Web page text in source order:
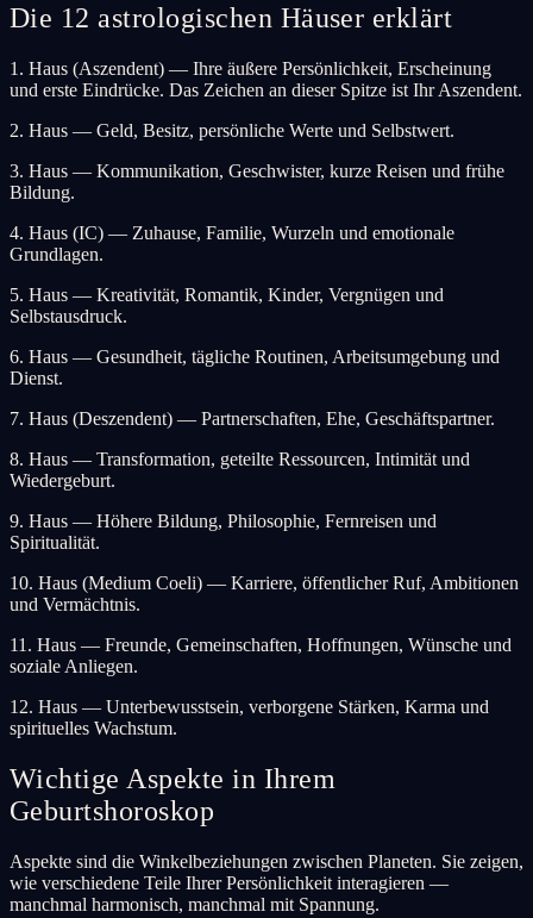
Die 12 astrologischen Häuser erklärt
1. Haus (Aszendent) — Ihre äußere Persönlichkeit, Erscheinung
und erste Eindrücke. Das Zeichen an dieser Spitze ist Ihr Aszendent.
2. Haus — Geld, Besitz, persönliche Werte und Selbstwert.
3. Haus — Kommunikation, Geschwister, kurze Reisen und frühe
Bildung.
4. Haus (IC) — Zuhause, Familie, Wurzeln und emotionale
Grundlagen.
5. Haus — Kreativität, Romantik, Kinder, Vergnügen und
Selbstausdruck.
6. Haus — Gesundheit, tägliche Routinen, Arbeitsumgebung und
Dienst.
7. Haus (Deszendent) — Partnerschaften, Ehe, Geschäftspartner.
8. Haus — Transformation, geteilte Ressourcen, Intimität und
Wiedergeburt.
9. Haus — Höhere Bildung, Philosophie, Fernreisen und
Spiritualität.
10. Haus (Medium Coeli) — Karriere, öffentlicher Ruf, Ambitionen
und Vermächtnis.
11. Haus — Freunde, Gemeinschaften, Hoffnungen, Wünsche und
soziale Anliegen.
12. Haus — Unterbewusstsein, verborgene Stärken, Karma und
spirituelles Wachstum.
Wichtige Aspekte in Ihrem
Geburtshoroskop
Aspekte sind die Winkelbeziehungen zwischen Planeten. Sie zeigen,
wie verschiedene Teile Ihrer Persönlichkeit interagieren —
manchmal harmonisch, manchmal mit Spannung.